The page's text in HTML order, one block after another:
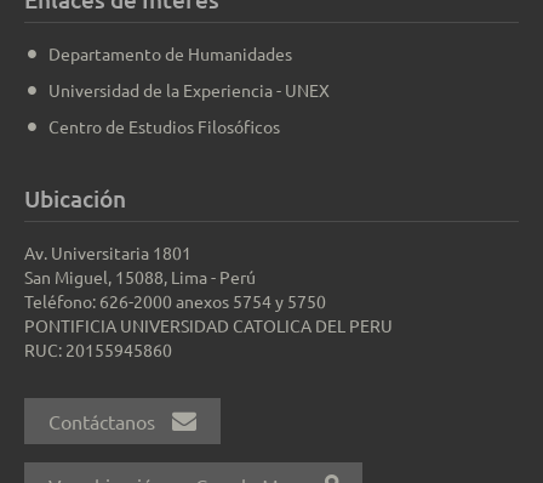
Departamento de Humanidades
Universidad de la Experiencia - UNEX
Centro de Estudios Filosóficos
Ubicación
Av. Universitaria 1801
San Miguel, 15088, Lima - Perú
Teléfono: 626-2000 anexos 5754 y 5750
PONTIFICIA UNIVERSIDAD CATOLICA DEL PERU
RUC: 20155945860
Contáctanos